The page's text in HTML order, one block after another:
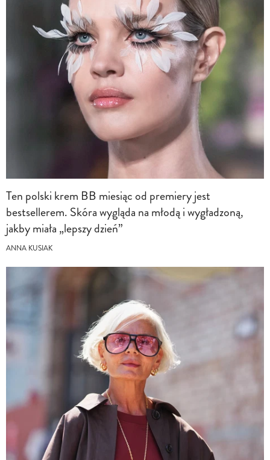
Ten polski krem BB miesiąc od premiery jest
bestsellerem. Skóra wygląda na młodą i wygładzoną,
jakby miała „lepszy dzień”
ANNA KUSIAK